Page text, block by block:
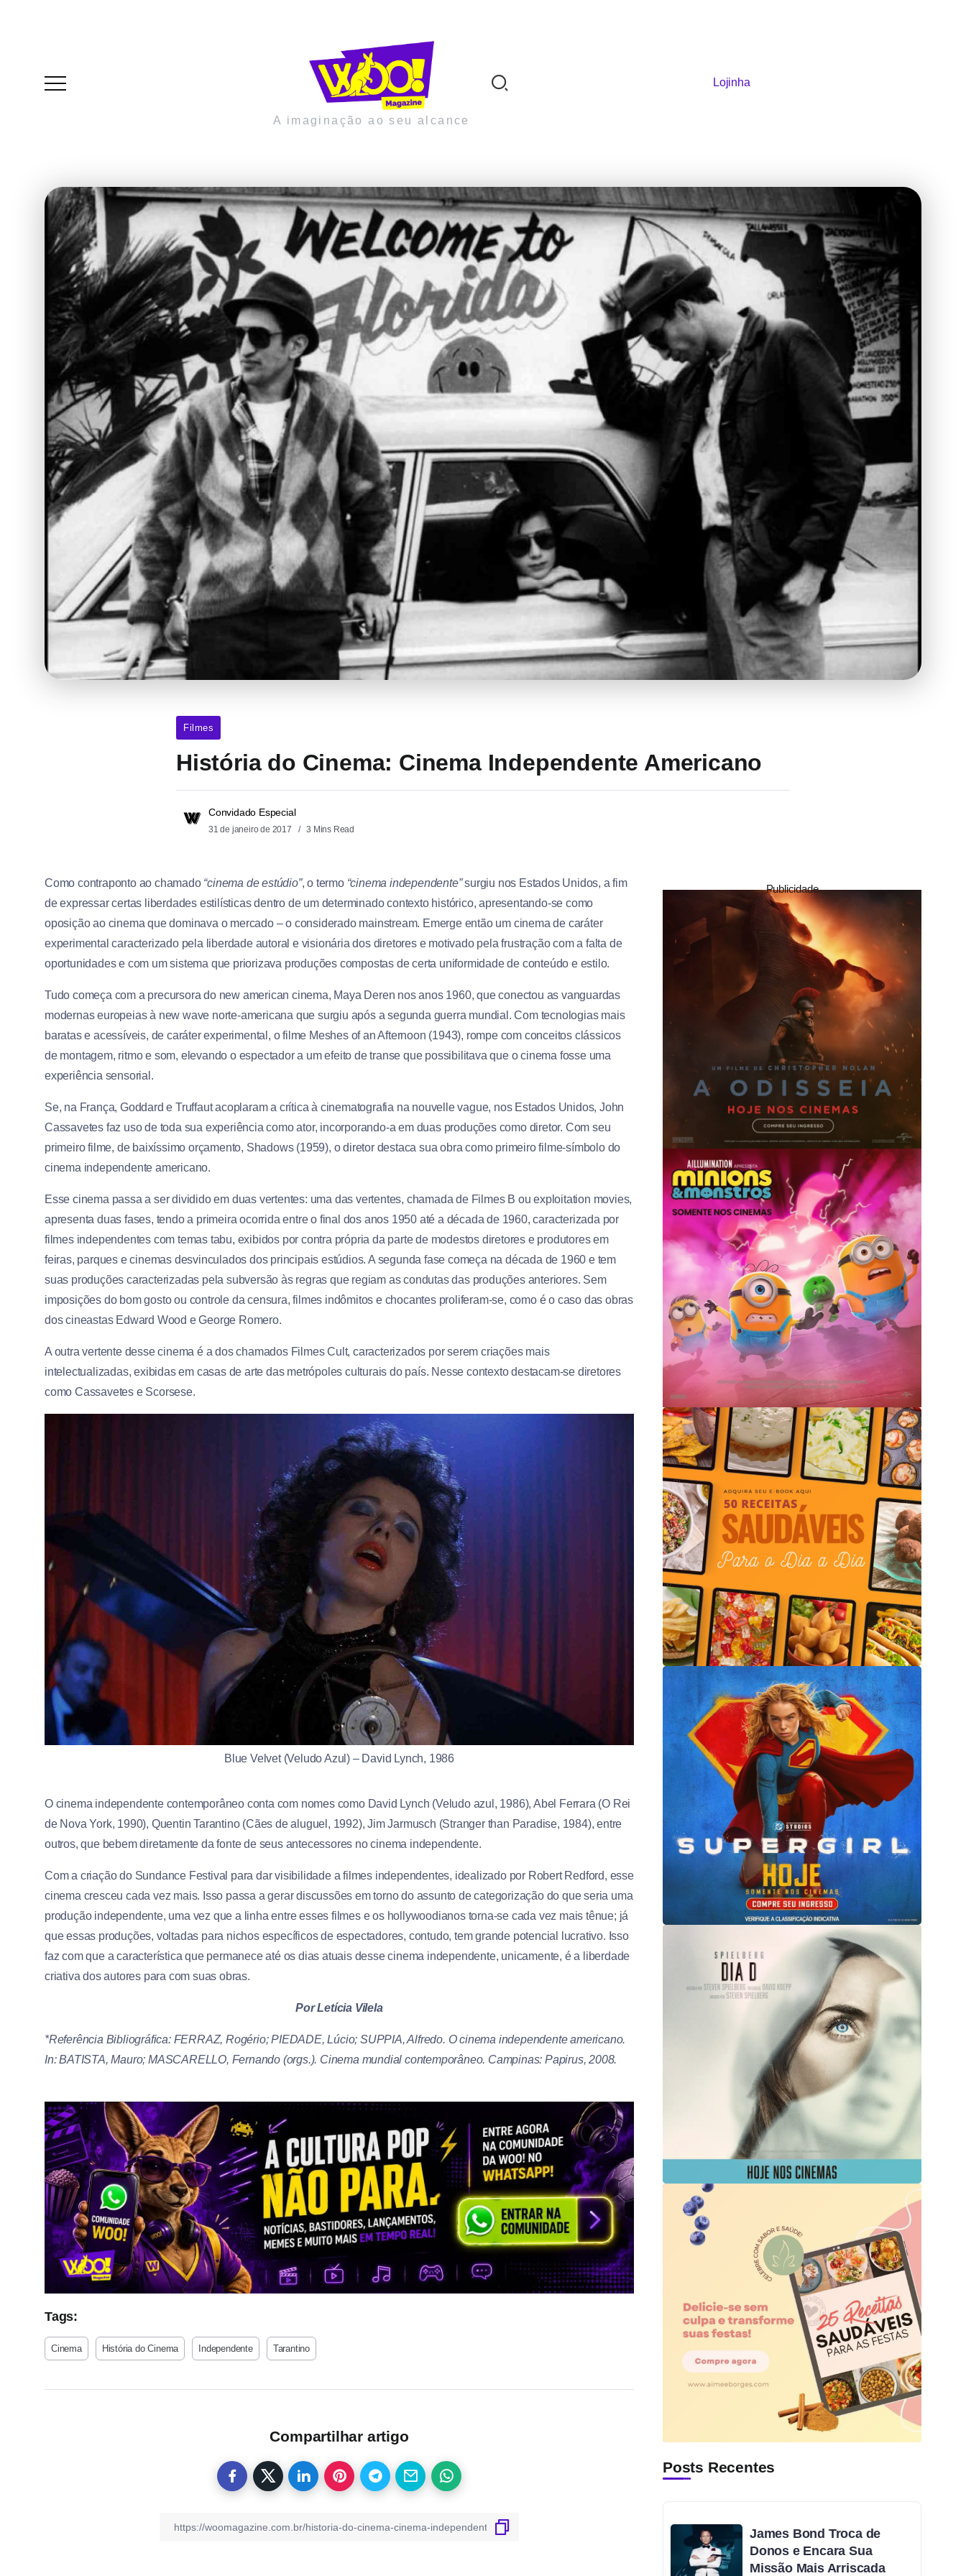
A imaginação ao seu alcance
Lojinha
Filmes
História do Cinema: Cinema Independente Americano
Convidado Especial
31 de janeiro de 2017 3 Mins Read
Como contraponto ao chamado“cinema de estúdio”, o termo “cinema independente”surgiu nos Estados Unidos, a fim
de expressar certas liberdades estilísticas dentro de um determinado contexto histórico, apresentando-se como
oposição ao cinema que dominava o mercado – o considerado mainstream. Emerge então um cinema de caráter
experimental caracterizado pela liberdade autoral e visionária dos diretores e motivado pela frustração com a falta de
oportunidades e com um sistema que priorizava produções compostas de certa uniformidade de conteúdo e estilo.
Tudo começa com a precursora do new american cinema, Maya Deren nos anos 1960, que conectou as vanguardas
modernas europeias à new wave norte-americana que surgiu após a segunda guerra mundial. Com tecnologias mais
baratas e acessíveis, de caráter experimental, o filme Meshes of an Afternoon (1943), rompe com conceitos clássicos
de montagem, ritmo e som, elevando o espectador a um efeito de transe que possibilitava que o cinema fosse uma
experiência sensorial.
Se, na França, Goddard e Truffaut acoplaram a crítica à cinematografia na nouvelle vague, nos Estados Unidos, John
Cassavetes faz uso de toda sua experiência como ator, incorporando-a em duas produções como diretor. Com seu
primeiro filme, de baixíssimo orçamento, Shadows (1959), o diretor destaca sua obra como primeiro filme-símbolo do
cinema independente americano.
Esse cinema passa a ser dividido em duas vertentes: uma das vertentes, chamada de Filmes B ou exploitation movies,
apresenta duas fases, tendo a primeira ocorrida entre o final dos anos 1950 até a década de 1960, caracterizada por
filmes independentes com temas tabu, exibidos por contra própria da parte de modestos diretores e produtores em
feiras, parques e cinemas desvinculados dos principais estúdios. A segunda fase começa na década de 1960 e tem
suas produções caracterizadas pela subversão às regras que regiam as condutas das produções anteriores. Sem
imposições do bom gosto ou controle da censura, filmes indômitos e chocantes proliferam-se, como é o caso das obras
dos cineastas Edward Wood e George Romero.
A outra vertente desse cinema é a dos chamados Filmes Cult, caracterizados por serem criações mais
intelectualizadas, exibidas em casas de arte das metrópoles culturais do país. Nesse contexto destacam-se diretores
como Cassavetes e Scorsese.
Blue Velvet (Veludo Azul) – David Lynch, 1986
O cinema independente contemporâneo conta com nomes como David Lynch (Veludo azul, 1986), Abel Ferrara (O Rei
de Nova York, 1990), Quentin Tarantino (Cães de aluguel, 1992), Jim Jarmusch (Stranger than Paradise, 1984), entre
outros, que bebem diretamente da fonte de seus antecessores no cinema independente.
Com a criação do Sundance Festival para dar visibilidade a filmes independentes, idealizado por Robert Redford, esse
cinema cresceu cada vez mais. Isso passa a gerar discussões em torno do assunto de categorização do que seria uma
produção independente, uma vez que a linha entre esses filmes e os hollywoodianos torna-se cada vez mais tênue; já
que essas produções, voltadas para nichos específicos de espectadores, contudo, tem grande potencial lucrativo. Isso
faz com que a característica que permanece até os dias atuais desse cinema independente, unicamente, é a liberdade
criativa dos autores para com suas obras.
Por Letícia Vilela
*Referência Bibliográfica: FERRAZ, Rogério; PIEDADE, Lúcio; SUPPIA, Alfredo. O cinema independente americano.
In: BATISTA, Mauro; MASCARELLO, Fernando (orgs.). Cinema mundial contemporâneo. Campinas: Papirus, 2008.
Tags:
Cinema História do Cinema Independente Tarantino
Compartilhar artigo
Publicidade
Posts Recentes
James Bond Troca de
Donos e Encara Sua
Missão Mais Arriscada